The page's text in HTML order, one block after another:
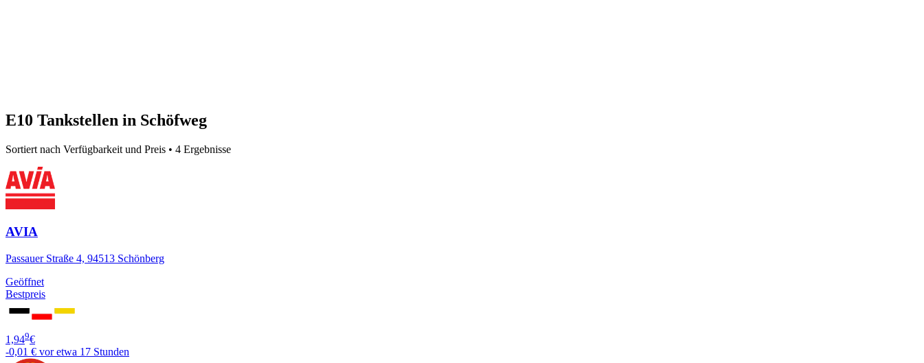
E10 Tankstellen in Schöfweg
Sortiert nach Verfügbarkeit und Preis • 4 Ergebnisse
AVIA
Passauer Straße 4, 94513 Schönberg
Geöffnet
Bestpreis
1,949€
-0,01 € vor etwa 17 Stunden